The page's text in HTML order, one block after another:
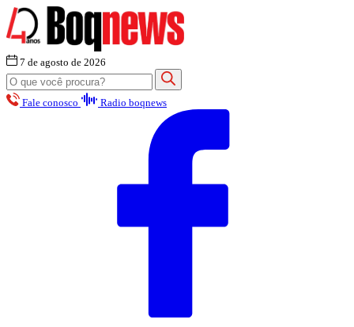
7 de agosto de 2026
Fale conosco Radio boqnews